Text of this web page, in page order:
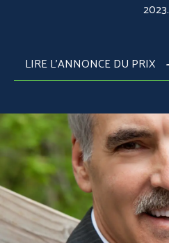
2023.
LIRE L'ANNONCE DU PRIX